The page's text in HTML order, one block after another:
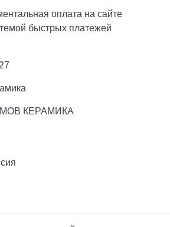
оплата на сайте
быстрых платежей
КЕРАМИКА